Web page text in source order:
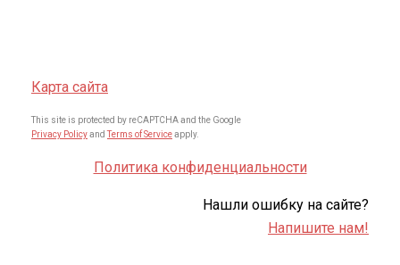
Карта сайта
This site is protected by reCAPTCHA and the Google
Privacy PolicyandTerms of Serviceapply.
Политика конфиденциальности
Нашли ошибку на сайте?
Напишите нам!